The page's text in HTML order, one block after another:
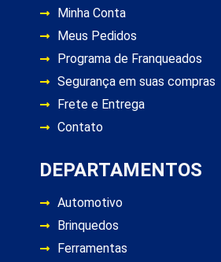
Minha Conta
Meus Pedidos
Programa de Franqueados
Segurança em suas compras
Frete e Entrega
Contato
DEPARTAMENTOS
Automotivo
Brinquedos
Ferramentas